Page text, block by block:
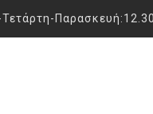
Τετάρτη-